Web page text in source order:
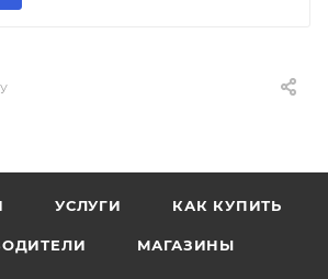
УСЛУГИ КАК КУПИТЬ
МАГАЗИНЫ